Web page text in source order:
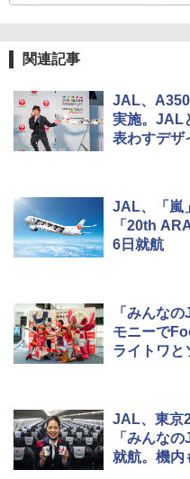
関連記事
JAL、
実施。JAL
表わすデザ
JAL、「嵐
「20th
6日就航
「みんな
モニーで
ライトワと
JAL、東京
「みんな
就航。機内